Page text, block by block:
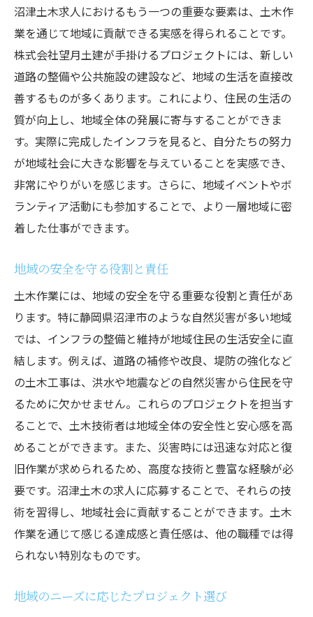
沼津土木求人におけるもう一つの重要な要素は、土木作
業を通じて地域に貢献できる実感を得られることです。
株式会社望月土建が手掛けるプロジェクトには、新しい
道路の整備や公共施設の建設など、地域の生活を直接改
善するものが多くあります。これにより、住民の生活の
質が向上し、地域全体の発展に寄与することができま
す。実際に完成したインフラを見ると、自分たちの努力
が地域社会に大きな影響を与えていることを実感でき、
非常にやりがいを感じます。さらに、地域イベントやボ
ランティア活動にも参加することで、より一層地域に密
着した仕事ができます。
地域の安全を守る役割と責任
土木作業には、地域の安全を守る重要な役割と責任があ
ります。特に静岡県沼津市のような自然災害が多い地域
では、インフラの整備と維持が地域住民の生活安全に直
結します。例えば、道路の補修や改良、堤防の強化など
の土木工事は、洪水や地震などの自然災害から住民を守
るために欠かせません。これらのプロジェクトを担当す
ることで、土木技術者は地域全体の安全性と安心感を高
めることができます。また、災害時には迅速な対応と復
旧作業が求められるため、高度な技術と豊富な経験が必
要です。沼津土木の求人に応募することで、それらの技
術を習得し、地域社会に貢献することができます。土木
作業を通じて感じる達成感と責任感は、他の職種では得
られない特別なものです。
地域のニーズに応じたプロジェクト選び